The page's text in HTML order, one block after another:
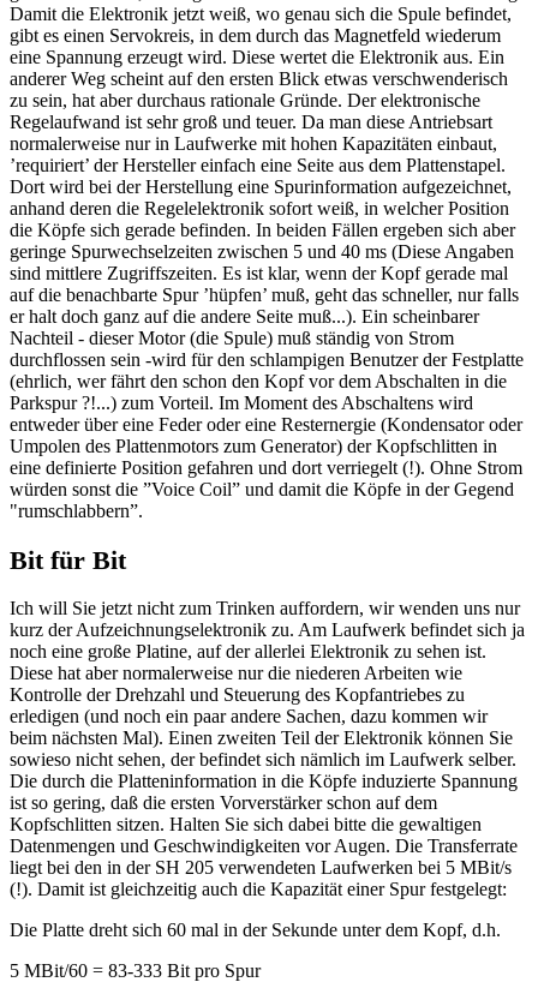
Damit die Elektronik jetzt weiß, wo genau sich die Spule befindet,
gibt es einen Servokreis, in dem durch das Magnetfeld wiederum
eine Spannung erzeugt wird. Diese wertet die Elektronik aus. Ein
anderer Weg scheint auf den ersten Blick etwas verschwenderisch
zu sein, hat aber durchaus rationale Gründe. Der elektronische
Regelaufwand ist sehr groß und teuer. Da man diese Antriebsart
normalerweise nur in Laufwerke mit hohen Kapazitäten einbaut,
’requiriert’ der Hersteller einfach eine Seite aus dem Plattenstapel.
Dort wird bei der Herstellung eine Spurinformation aufgezeichnet,
anhand deren die Regelelektronik sofort weiß, in welcher Position
die Köpfe sich gerade befinden. In beiden Fällen ergeben sich aber
geringe Spurwechselzeiten zwischen 5 und 40 ms (Diese Angaben
sind mittlere Zugriffszeiten. Es ist klar, wenn der Kopf gerade mal
auf die benachbarte Spur ’hüpfen’ muß, geht das schneller, nur falls
er halt doch ganz auf die andere Seite muß...). Ein scheinbarer
Nachteil - dieser Motor (die Spule) muß ständig von Strom
durchflossen sein -wird für den schlampigen Benutzer der Festplatte
(ehrlich, wer fährt den schon den Kopf vor dem Abschalten in die
Parkspur ?!...) zum Vorteil. Im Moment des Abschaltens wird
entweder über eine Feder oder eine Resternergie (Kondensator oder
Umpolen des Plattenmotors zum Generator) der Kopfschlitten in
eine definierte Position gefahren und dort verriegelt (!). Ohne Strom
würden sonst die ”Voice Coil” und damit die Köpfe in der Gegend
"rumschlabbern”.
Bit für Bit
Ich will Sie jetzt nicht zum Trinken auffordern, wir wenden uns nur
kurz der Aufzeichnungselektronik zu. Am Laufwerk befindet sich ja
noch eine große Platine, auf der allerlei Elektronik zu sehen ist.
Diese hat aber normalerweise nur die niederen Arbeiten wie
Kontrolle der Drehzahl und Steuerung des Kopfantriebes zu
erledigen (und noch ein paar andere Sachen, dazu kommen wir
beim nächsten Mal). Einen zweiten Teil der Elektronik können Sie
sowieso nicht sehen, der befindet sich nämlich im Laufwerk selber.
Die durch die Platteninformation in die Köpfe induzierte Spannung
ist so gering, daß die ersten Vorverstärker schon auf dem
Kopfschlitten sitzen. Halten Sie sich dabei bitte die gewaltigen
Datenmengen und Geschwindigkeiten vor Augen. Die Transferrate
liegt bei den in der SH 205 verwendeten Laufwerken bei 5 MBit/s
(!). Damit ist gleichzeitig auch die Kapazität einer Spur festgelegt:
Die Platte dreht sich 60 mal in der Sekunde unter dem Kopf, d.h.
5 MBit/60 = 83-333 Bit pro Spur